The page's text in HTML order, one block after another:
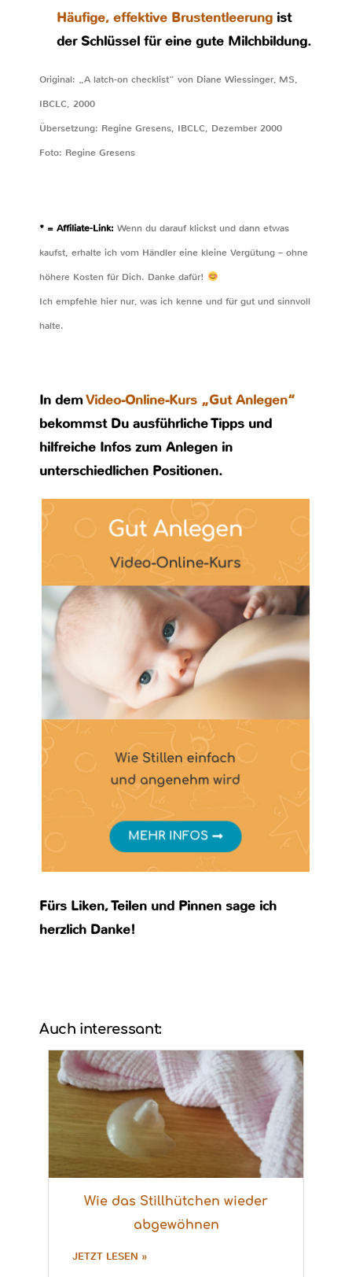
Häufige, effektive Brustentleerung ist
der Schlüssel für eine gute Milchbildung.
Original: „A latch-on checklist“ von Diane Wiessinger, MS,
IBCLC, 2000
Übersetzung: Regine Gresens, IBCLC, Dezember 2000
Foto: Regine Gresens
* = Affiliate-Link: Wenn du darauf klickst und dann etwas
kaufst, erhalte ich vom Händler eine kleine Vergütung – ohne
höhere Kosten für Dich. Danke dafür!
Ich empfehle hier nur, was ich kenne und für gut und sinnvoll
halte.
In demVideo-Online-Kurs „Gut Anlegen“
bekommst Du ausführliche Tipps und
hilfreiche Infos zum Anlegen in
unterschiedlichen Positionen.
Fürs Liken, Teilen und Pinnen sage ich
herzlich Danke!
Auch interessant:
Wie das Stillhütchen wieder
abgewöhnen
JETZT LESEN »